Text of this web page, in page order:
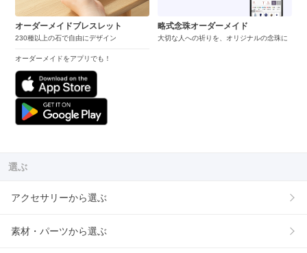
オーダーメイドブレスレット
230種以上の石で自由にデザイン
オーダーメイドをアプリでも！
略式念珠オーダーメイド
大切な人への祈りを、オリジナルの念珠に
選ぶ
アクセサリーから選ぶ
素材・パーツから選ぶ